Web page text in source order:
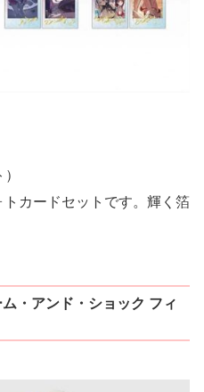
カードセットです。輝く箔
・アンド・ショック フィ